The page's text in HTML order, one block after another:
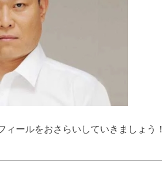
ィールをおさらいしていきましょう！